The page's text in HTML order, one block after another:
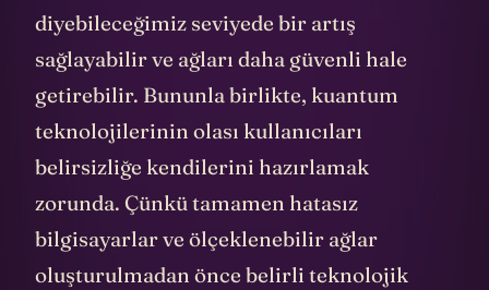
diyebileceğimiz seviyede bir artış
sağlayabilir ve ağları daha güvenli hale
getirebilir. Bununla birlikte, kuantum
teknolojilerinin olası kullanıcıları
belirsizliğe kendilerini hazırlamak
zorunda. Çünkü tamamen hatasız
bilgisayarlar ve ölçeklenebilir ağlar
oluşturulmadan önce belirli teknolojik